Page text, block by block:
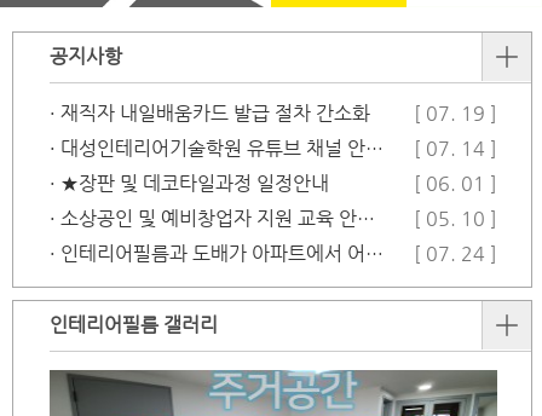
공지사항
· 재직자 내일배움카드 발급 절차 간소화
[ 07. 19 ]
· 대성인테리어기술학원 유튜브 채널 안…
[ 07. 14 ]
· ★장판 및 데코타일과정 일정안내
[ 06. 01 ]
· 소상공인 및 예비창업자 지원 교육 안…
[ 05. 10 ]
· 인테리어필름과 도배가 아파트에서 어떻…
[ 07. 24 ]
인테리어필름 갤러리